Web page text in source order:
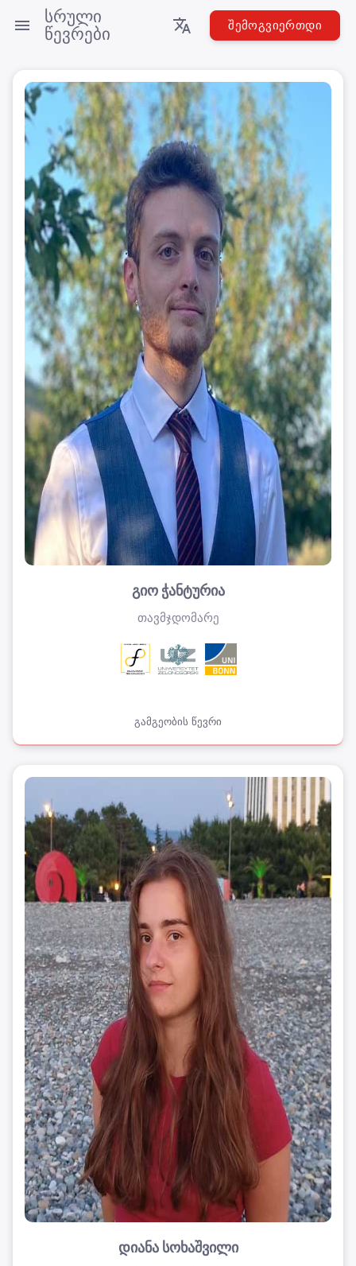
სრული
წევრები
ᲨᲔᲛᲝᲒᲕᲘᲔᲠᲗᲓᲘ
გიო ჭანტურია
თავმჯდომარე
გამგეობის წევრი
დიანა სოხაშვილი